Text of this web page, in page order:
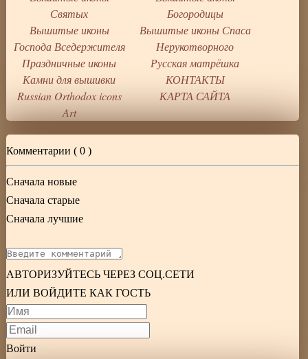
Комментарии (0 )
Сначала новые
Сначала старые
Сначала лучшие
АВТОРИЗУЙТЕСЬ ЧЕРЕЗ СОЦ.СЕТИ
ИЛИ ВОЙДИТЕ КАК ГОСТЬ
Войти
Святых
Богородицы
Вышитые иконы
Господа Вседержителя
Вышитые иконы Спаса
Нерукотворного
Праздничные иконы
Русская матрёшка
Камни для вышивки
КОНТАКТЫ
Russian Orthodox icons
Art
КАРТА САЙТА